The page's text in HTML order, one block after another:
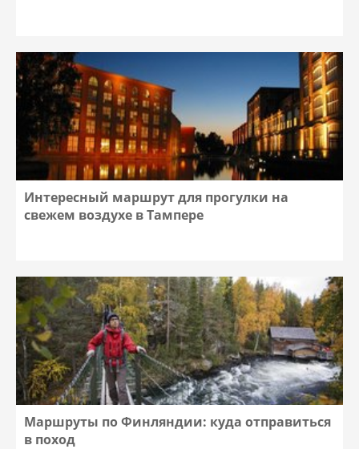
Интересный маршрут для прогулки на
свежем воздухе в Тампере
Маршруты по Финляндии: куда отправиться
в поход